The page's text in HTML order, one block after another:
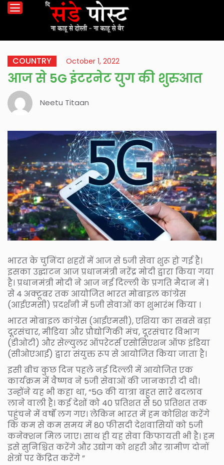
COUNTRY October 1, 2022
आज से 5G इंटरनेट युग की शुरुआत
Neetu Titaan
भारत के चुनिंदा शहरों में आज से 5जी सेवा शुरू हो गई है।
इसका उद्घाटन आज प्रधानमंत्री नरेंद्र मोदी द्वारा किया गया
है। प्रधानमंत्री मोदी ने आज नई दिल्ली के प्रगति मैदान में 1
से 4 अक्टूबर तक आयोजित भारत मोबाइल कांग्रेस
(आईएमसी) प्रदर्शनी में 5जी सेवाओं का शुभारंभ किया ।
भारत मोबाइल कांग्रेस (आईएमसी), एशिया का सबसे बड़ा
दूरसंचार, मीडिया और प्रौद्योगिकी मंच, दूरसंचार विभाग
(डीओटी) और सेल्युलर ऑपरेटर्स एसोसिएशन ऑफ इंडिया
(सीओएआई) द्वारा संयुक्त रूप से आयोजित किया जाता है।
इसी बीच कुछ दिन पहले नई दिल्ली में आयोजित एक
कार्यक्रम में वैष्णव ने 5जी सेवाओं की जानकारी दी थी।
उन्होंने यह भी कहा था, “5G की यात्रा बहुत सारे बदलाव
लाने वाली है। कई देशों को 40 प्रतिशत से 50 प्रतिशत तक
पहुंचने में वर्षों लग गए। लेकिन भारत में हम कोशिश करेंगे
कि कम से कम समय में 80 फीसदी देशवासियों को 5जी
कनेक्शन मिल जाए। साथ ही यह सेवा किफायती भी है। हम
इसे सुनिश्चित करेंगे और उद्योग को शहरी और ग्रामीण दोनों
क्षेत्रों पर केंद्रित करेंगे ”